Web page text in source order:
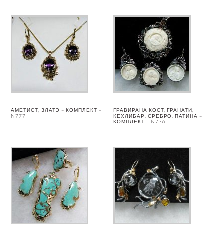
АМЕТИСТ, ЗЛАТО – КОМПЛЕКТ –
N777
ГРАВИРАНА КОСТ, ГРАНАТИ,
КЕХЛИБАР, СРЕБРО, ПАТИНА –
КОМПЛЕКТ – N776